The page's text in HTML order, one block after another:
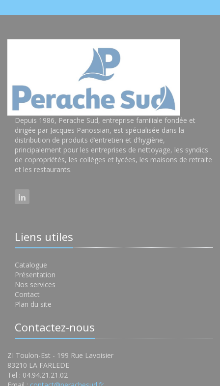
Depuis 1986, Perache Sud, entreprise familiale fondée et
dirigée par Jacques Panossian, est spécialisée dans la
distribution de produits d’entretien et d’hygiène,
principalement pour les entreprises de nettoyage, les syndics
de copropriétés, les collèges et lycées, les maisons de retraite
et les restaurants.
Liens utiles
Catalogue
Présentation
Nos services
Contact
Plan du site
Contactez-nous
ZI Toulon-Est - 199 Rue Lavoisier
83210 LA FARLEDE
Tel : 04.94.21.21.02